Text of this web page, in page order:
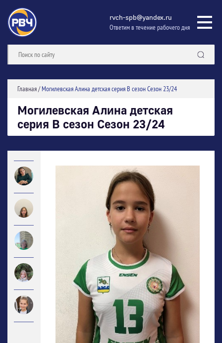
rvch-spb@yandex.ru
Ответим в течение рабочего дня
Главная/Могилевская Алина детская серия В сезон Сезон 23/24
Могилевская Алина детская
серия В сезон Сезон 23/24